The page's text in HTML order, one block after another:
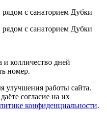
с санаторием Дубки
с санаторием Дубки
и колличество дней
номер.
улучшения работы сайта.
согласие на их
конфиденциальности.